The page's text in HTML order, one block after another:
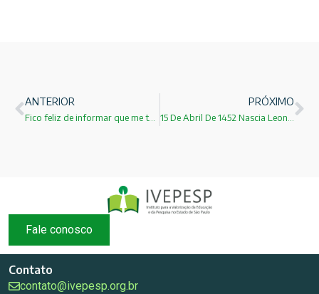
ANTERIOR PRÓXIMO
Fale conosco
Contato
contato@ivepesp.org.br